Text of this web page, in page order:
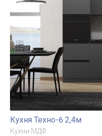
Кухня Техно-6 2,4м
Кухни МДФ